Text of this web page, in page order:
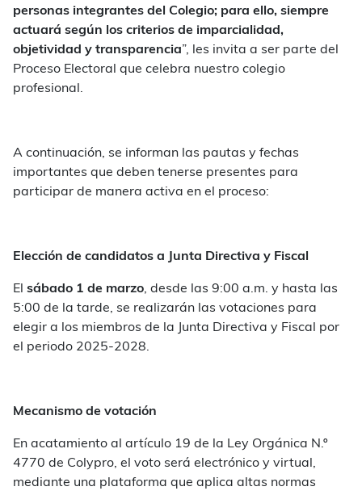
personas integrantes del Colegio; para ello, siempre
actuará según los criterios de imparcialidad,
objetividad y transparencia”, les invita a ser parte del
Proceso Electoral que celebra nuestro colegio
profesional.
A continuación, se informan las pautas y fechas
importantes que deben tenerse presentes para
participar de manera activa en el proceso:
Elección de candidatos a Junta Directiva y Fiscal
El sábado 1 de marzo, desde las 9:00 a.m. y hasta las
5:00 de la tarde, se realizarán las votaciones para
elegir a los miembros de la Junta Directiva y Fiscal por
el periodo 2025-2028.
Mecanismo de votación
En acatamiento al artículo 19 de la Ley Orgánica N.º
4770 de Colypro, el voto será electrónico y virtual,
mediante una plataforma que aplica altas normas